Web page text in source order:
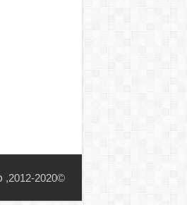
©2012-2020, כל הזכויות שמורות לבעלי האתר